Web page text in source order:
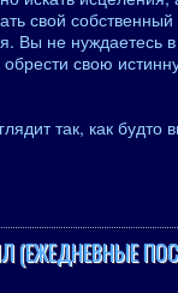
свой
Вы не нуждаетесь
свою
так, как будто
(ЕЖЕДНЕВНЫЕ